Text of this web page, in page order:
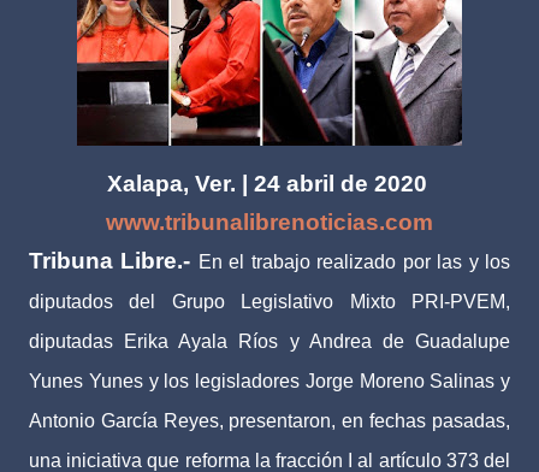
Xalapa, Ver. | 24 abril de 2020
www.tribunalibrenoticias.com
Tribuna Libre.- En el trabajo realizado por las y los
diputados del Grupo Legislativo Mixto PRI-PVEM,
diputadas Erika Ayala Ríos y Andrea de Guadalupe
Yunes Yunes y los legisladores Jorge Moreno Salinas y
Antonio García Reyes, presentaron, en fechas pasadas,
una iniciativa que reforma la fracción I al artículo 373 del